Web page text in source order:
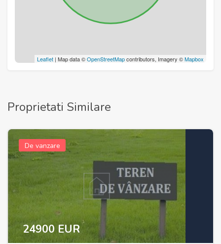
Leaflet | Map data ©OpenStreetMapcontributors, Imagery ©Mapbox
Proprietati Similare
De vanzare
24900 EUR